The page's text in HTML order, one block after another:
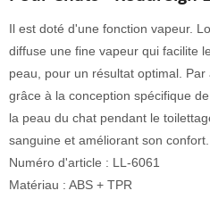
Il est doté d'une fonction vapeur.
diffuse une fine vapeur qui facilite
peau, pour un résultat optimal. Par
grâce à la conception spécifique
la peau du chat pendant le
sanguine et améliorant son confort.
Numéro d'article : LL-6061
Matériau : ABS + TPR